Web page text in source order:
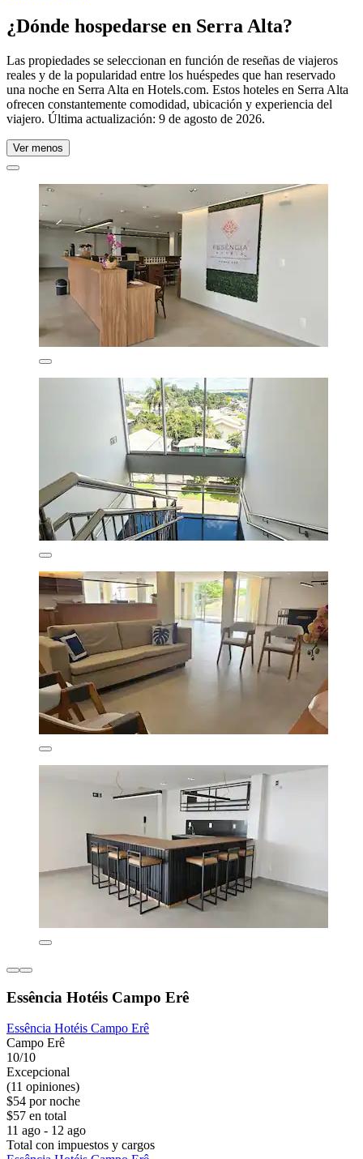
¿Dónde hospedarse en Serra Alta?
Las propiedades se seleccionan en función de reseñas de viajeros
reales y de la popularidad entre los huéspedes que han reservado
una noche en Serra Alta en Hotels.com. Estos hoteles en Serra Alta
ofrecen constantemente comodidad, ubicación y experiencia del
viajero. Última actualización: 9 de agosto de 2026.
Ver menos
Essência Hotéis Campo Erê
Essência Hotéis Campo Erê
Campo Erê
10/10
Excepcional
(11 opiniones)
$54 por noche
$57 en total
11 ago - 12 ago
Total con impuestos y cargos